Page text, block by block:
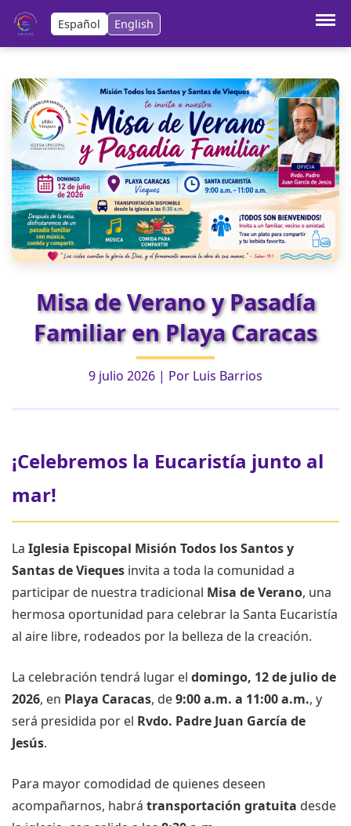
Español English
Misa de Verano y Pasadía
Familiar en Playa Caracas
9 julio 2026 | Por Luis Barrios
¡Celebremos la Eucaristía junto al
mar!
La Iglesia Episcopal Misión Todos los Santos y
Santas de Vieques invita a toda la comunidad a
participar de nuestra tradicional Misa de Verano, una
hermosa oportunidad para celebrar la Santa Eucaristía
al aire libre, rodeados por la belleza de la creación.
La celebración tendrá lugar el domingo, 12 de julio de
2026, en Playa Caracas, de9:00 a.m. a 11:00 a.m., y
será presidida por el Rvdo. Padre Juan García de
Jesús.
Para mayor comodidad de quienes deseen
acompañarnos, habrá transportación gratuita desde
Siguiente:Fiesta de Nuestra Señora del Carmen